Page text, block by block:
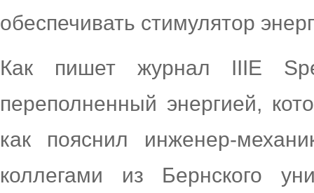
обеспечивать стимулятор
Как пишет журнал IIIE
переполненный энергией,
как пояснил инженер-
коллегами из Бернского